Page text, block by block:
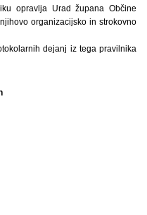
opravlja Urad župana Občine
organizacijsko in strokovno
dejanj iz tega pravilnika